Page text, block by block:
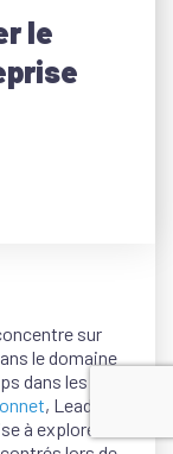
le
sur
le domaine
dans les
, Lead
à explorer